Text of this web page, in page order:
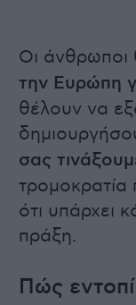
Οι άνθρωποι
την Ευρώπη
θέλουν να
σας
τρομοκρατία
ότι υπάρχει
πράξη.
Πώς